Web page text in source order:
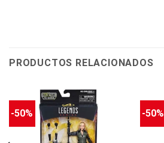
PRODUCTOS RELACIONADOS
-50% -50%